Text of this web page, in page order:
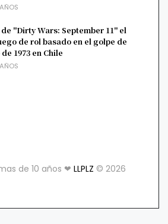
"Dirty Wars: September 11" el
de rol basado en el golpe de
1973 en Chile
de 10 años ❤ LLPLZ © 2026